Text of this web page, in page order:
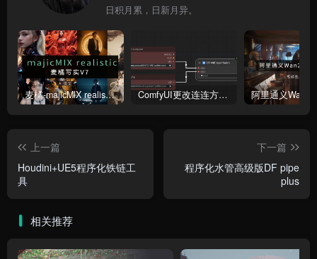
日积月累，日新月异。
麦橘-majicMlX realistic 麦橘写实V7模型 ComfyUI更改连连方式为直线连接
上一篇
Houdini+UE5程序化铁链工
具
下一篇
程序化水管高级版DF pipe
plus
相关推荐